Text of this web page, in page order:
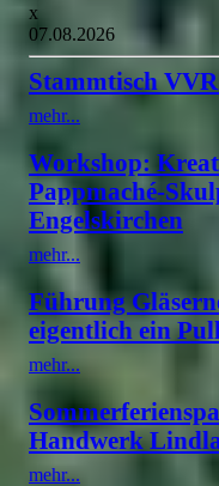
x
07.08.2026
Stammtisch
mehr...
Workshop:
Pappmaché-
Engelskirchen
mehr...
Führung
eigentlich ein
mehr...
Handwerk
mehr...